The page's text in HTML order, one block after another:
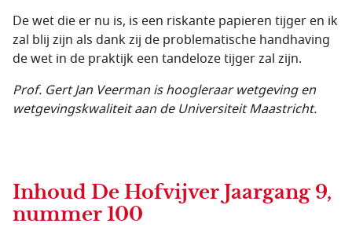
De wet die er nu is, is een riskante papieren tijger en ik
zal blij zijn als dank zij de problematische handhaving
de wet in de praktijk een tandeloze tijger zal zijn.
Prof. Gert Jan Veerman is hoogleraar wetgeving en
wetgevingskwaliteit aan de Universiteit Maastricht.
Inhoud De Hofvijver Jaargang 9,
nummer 100